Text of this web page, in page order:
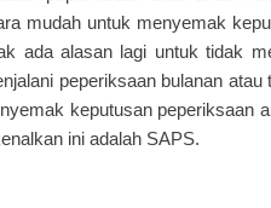
mudah untuk menyemak
ada alasan lagi untuk tidak
peperiksaan bulanan
keputusan peperiksaan
ini adalah SAPS.